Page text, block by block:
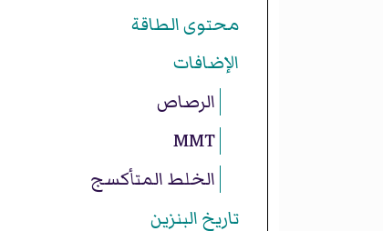
محتوى الطاقة
الإضافات
الرصاص
MMT
الخلط المتأكسج
تاريخ البنزين